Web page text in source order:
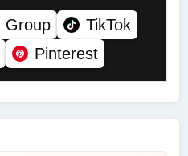
Group
TikTok
Pinterest